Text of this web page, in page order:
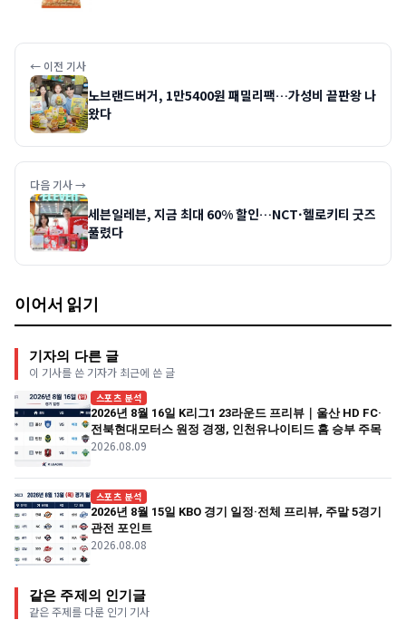
← 이전 기사
노브랜드버거, 1만5400원 패밀리팩…가성비 끝판왕 나
왔다
다음 기사 →
세븐일레븐, 지금 최대 60% 할인…NCT·헬로키티 굿즈
풀렸다
이어서 읽기
기자의 다른 글
이 기사를 쓴 기자가 최근에 쓴 글
스포츠 분석
2026년 8월 16일 K리그1 23라운드 프리뷰｜울산 HD FC·
전북현대모터스 원정 경쟁, 인천유나이티드 홈 승부 주목
2026.08.09
스포츠 분석
2026년 8월 15일 KBO 경기 일정·전체 프리뷰, 주말 5경기
관전 포인트
2026.08.08
같은 주제의 인기글
같은 주제를 다룬 인기 기사